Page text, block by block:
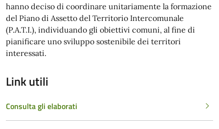
hanno deciso di coordinare unitariamente la formazione
del Piano di Assetto del Territorio Intercomunale
(P.A.T.I.), individuando gli obiettivi comuni, al fine di
pianificare uno sviluppo sostenibile dei territori
interessati.
Link utili
Consulta gli elaborati